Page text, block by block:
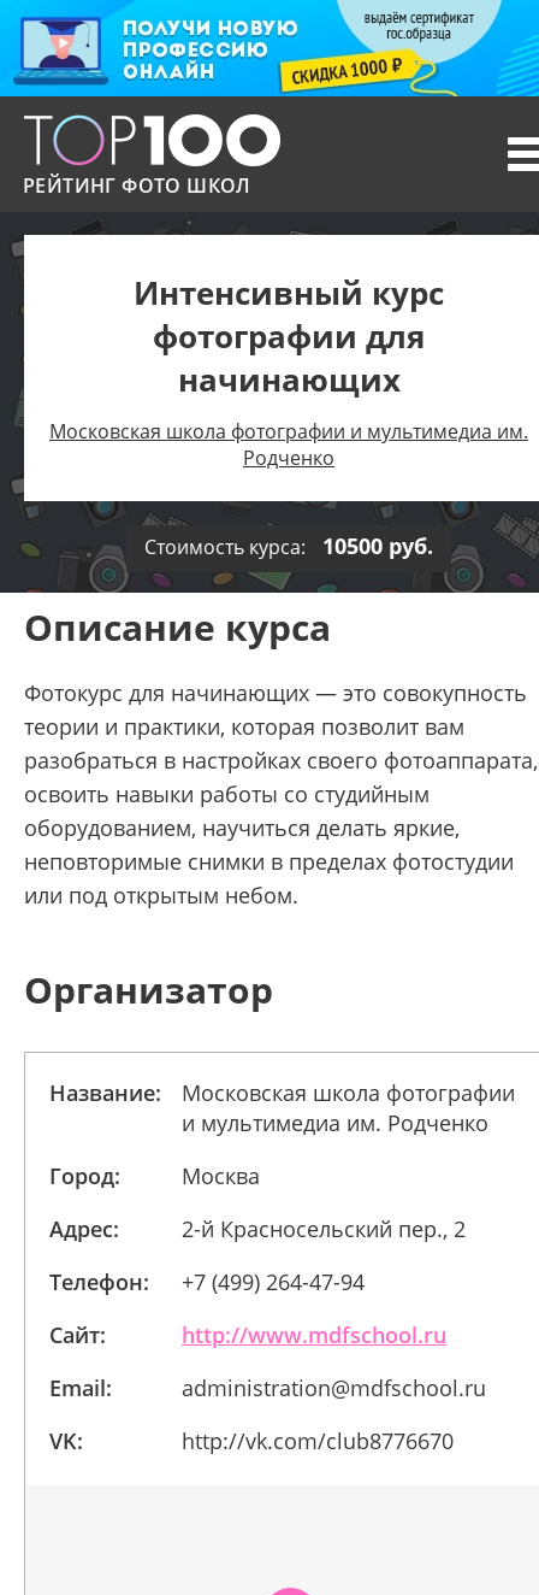
РЕЙТИНГ ФОТО ШКОЛ
Интенсивный курс
фотографии для
начинающих
Московская школа фотографии и мультимедиа им.
Родченко
Стоимость курса: 10500 руб.
Описание курса
Фотокурс для начинающих — это совокупность
теории и практики, которая позволит вам
разобраться в настройках своего фотоаппарата,
освоить навыки работы со студийным
оборудованием, научиться делать яркие,
неповторимые снимки в пределах фотостудии
или под открытым небом.
Организатор
Название:
Московская школа фотографии
и мультимедиа им. Родченко
Город:
Москва
Адрес:
2-й Красносельский пер., 2
Телефон:
+7 (499) 264-47-94
Сайт:
http://www.mdfschool.ru
Email:
administration@mdfschool.ru
VK:
http://vk.com/club8776670